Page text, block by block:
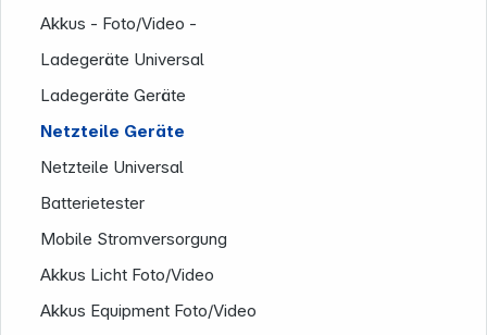
Akkus - Foto/Video -
Ladegeräte Universal
Ladegeräte Geräte
Netzteile Geräte
Netzteile Universal
Batterietester
Mobile Stromversorgung
Akkus Licht Foto/Video
Akkus Equipment Foto/Video
Service